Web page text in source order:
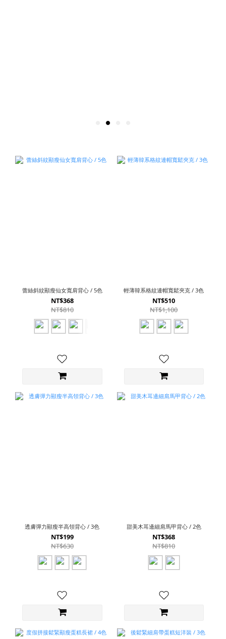
蕾絲斜紋顯瘦仙女寬肩背心 / 5色
NT$368
NT$810
輕薄韓系格紋連帽寬鬆夾克 / 3色
NT$510
NT$1,100
透膚彈力顯瘦半高領背心 / 3色
NT$199
NT$630
甜美木耳邊細肩馬甲背心 / 2色
NT$368
NT$810